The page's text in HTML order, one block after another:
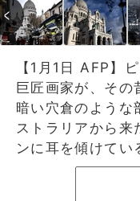
【1月1日 AFP】
巨匠画家が、その
暗い穴倉のような
ストラリアから来
ンに耳を傾けてい